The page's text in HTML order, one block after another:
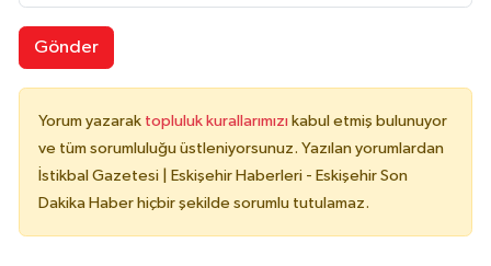
Gönder
Yorum yazarak topluluk kurallarımızı kabul etmiş bulunuyor
ve tüm sorumluluğu üstleniyorsunuz. Yazılan yorumlardan
İstikbal Gazetesi | Eskişehir Haberleri - Eskişehir Son
Dakika Haber hiçbir şekilde sorumlu tutulamaz.